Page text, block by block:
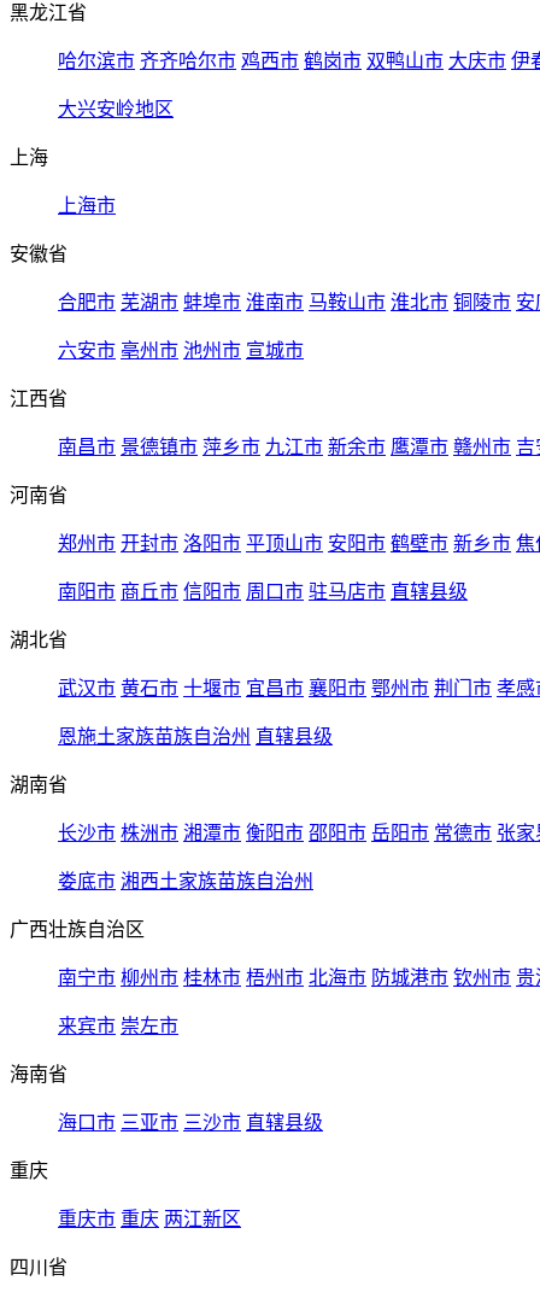
黑龙江省
哈尔滨市 齐齐哈尔市 鸡西市 鹤岗市 双鸭山市 大庆市 伊
大兴安岭地区
上海
上海市
安徽省
合肥市 芜湖市 蚌埠市 淮南市 马鞍山市 淮北市 铜陵市 安
六安市 亳州市 池州市 宣城市
江西省
南昌市 景德镇市 萍乡市 九江市 新余市 鹰潭市 赣州市 吉
河南省
郑州市 开封市 洛阳市 平顶山市 安阳市 鹤壁市 新乡市 焦
南阳市 商丘市 信阳市 周口市 驻马店市 直辖县级
湖北省
武汉市 黄石市 十堰市 宜昌市 襄阳市 鄂州市 荆门市 孝感
恩施土家族苗族自治州 直辖县级
湖南省
长沙市 株洲市 湘潭市 衡阳市 邵阳市 岳阳市 常德市 张家
娄底市 湘西土家族苗族自治州
广西壮族自治区
南宁市 柳州市 桂林市 梧州市 北海市 防城港市 钦州市 贵
来宾市 崇左市
海南省
海口市 三亚市 三沙市 直辖县级
重庆
重庆市 重庆 两江新区
四川省